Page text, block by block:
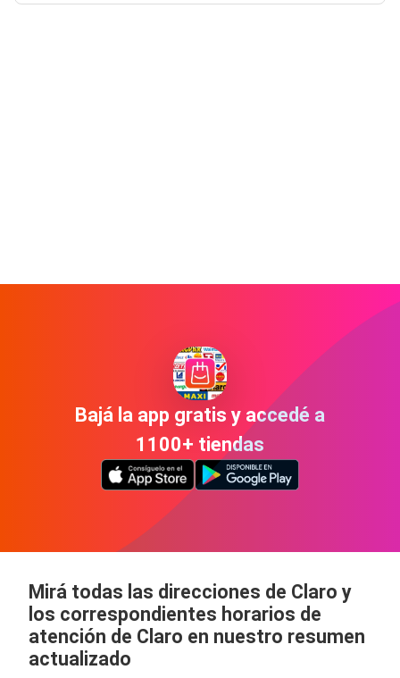
Bajá la app gratis y accedé a
1100+ tiendas
Mirá todas las direcciones de Claro y
los correspondientes horarios de
atención de Claro en nuestro resumen
actualizado